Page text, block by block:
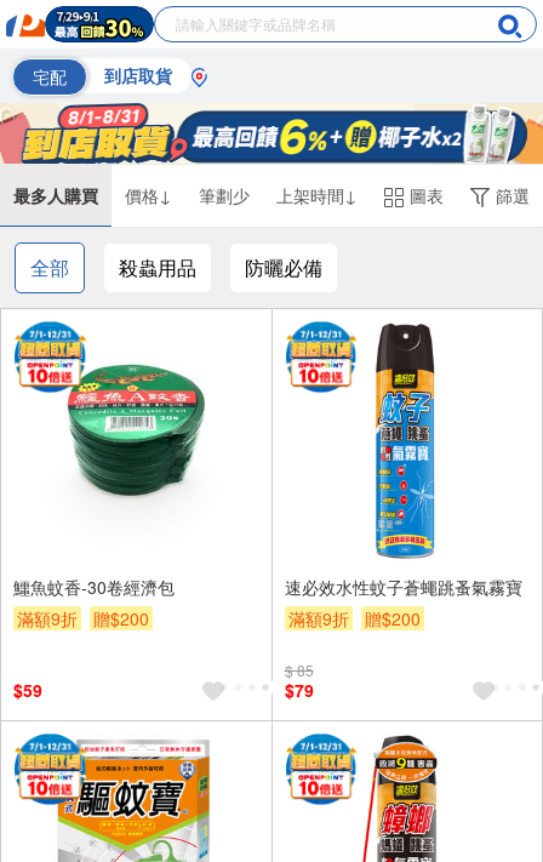
宅配 到店取貨
最多人購買 價格↓ 筆劃少 上架時間↓ 圖表 篩選
全部 殺蟲用品 防曬必備
鱷魚蚊香-30卷經濟包
滿額9折
贈$200
$59
速必效水性蚊子蒼蠅跳蚤氣霧寶
滿額9折
贈$200
$ 85
$79